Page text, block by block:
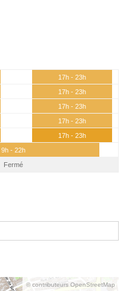
17h - 23h
17h - 23h
17h - 23h
17h - 23h
17h - 23h
9h - 22h
Fermé
© contributeurs OpenStreetMap